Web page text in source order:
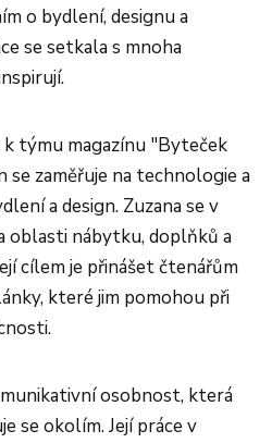
o bydlení, designu a
se setkala s mnoha
týmu magazínu "Byteček
se zaměřuje na technologie a
a design. Zuzana se v
oblasti nábytku, doplňků a
cílem je přinášet čtenářům
které jim pomohou při
osobnost, která
se okolím. Její práce v